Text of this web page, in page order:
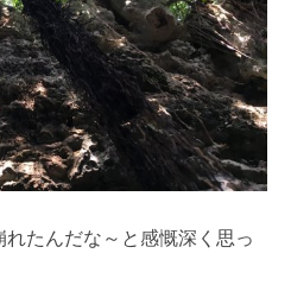
たんだな～と感慨深く思っ